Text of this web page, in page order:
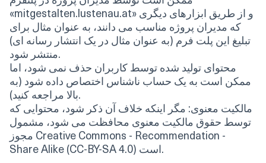
«mitgestalten.lustenau.at» و از طریق ابزارهای دیگری
که مدیران پروژه مناسب می دانند، به عنوان مثال برای
تبلیغ این پلت فرم (به عنوان مثال در یک انتشار رسانه ای)
منتشر شود.
محتوای تولید شده توسط کاربران حذف نمی شود، اما
ممکن است به یک حساب ناشناس اختصاص داده شود (به
بالا مراجعه کنید).
مالکیت معنوی: مگر اینکه خلاف آن ذکر شود، محتوایی که
توسط حقوق مالکیت معنوی محافظت می شود، مشمول
مجوز Creative Commons - Recommendation -
Share Alike (CC-BY-SA 4.0) است.